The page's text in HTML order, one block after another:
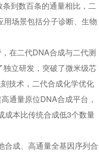
到数百条的通量相比，二
场景包括分子诊断、生物
在二代DNA合成与二代测
立研发，突破了微米级芯
技术，二代合成化学优化
通量原位DNA合成平台，
成本比传统合成低3个数量
合成、高通量全基因序列合